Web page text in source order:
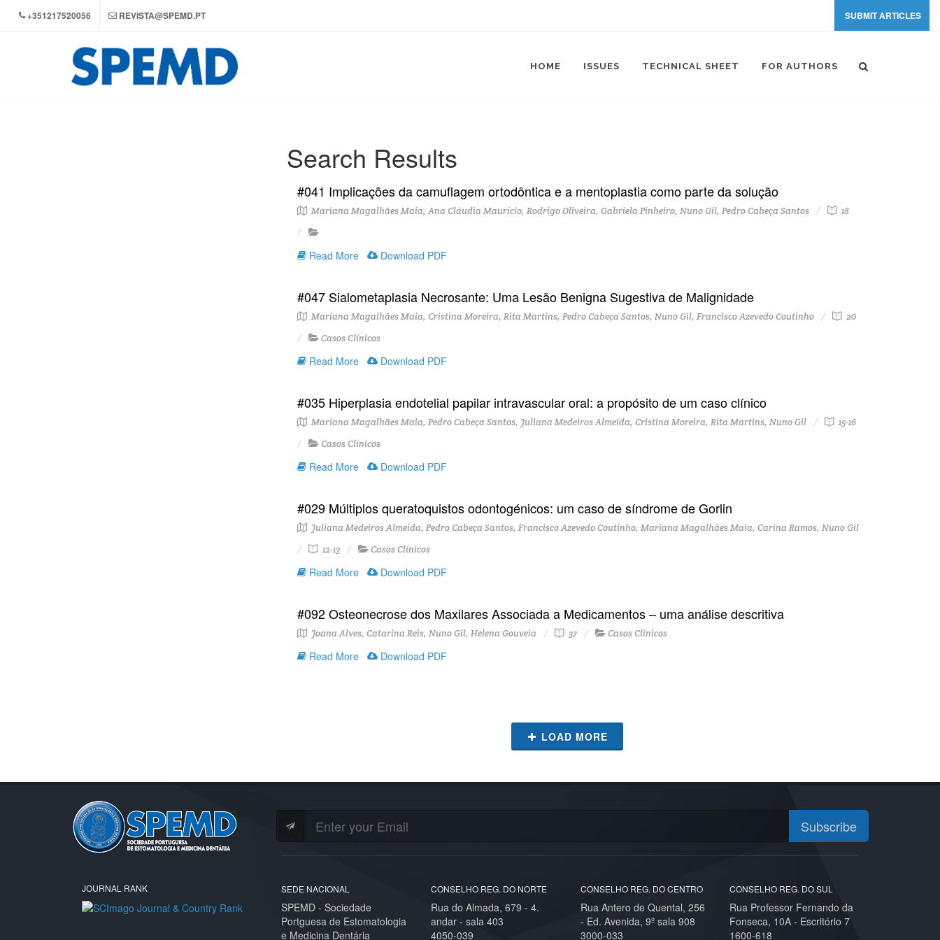
+351217520056 REVISTA@SPEMD.PT SUBMIT ARTICLES
HOME ISSUES TECHNICAL SHEET FOR AUTHORS
Search Results
#041 Implicações da camuflagem ortodôntica e a mentoplastia como parte da solução
Mariana Magalhães Maia, Ana Cláudia Maurício, Rodrigo Oliveira, Gabriela Pinheiro, Nuno Gil, Pedro Cabeça Santos 18
Read More Download PDF
#047 Sialometaplasia Necrosante: Uma Lesão Benigna Sugestiva de Malignidade
Mariana Magalhães Maia, Cristina Moreira, Rita Martins, Pedro Cabeça Santos, Nuno Gil, Francisco Azevedo Coutinho
20
Casos Clínicos
Read More Download PDF
#035 Hiperplasia endotelial papilar intravascular oral: a propósito de um caso clínico
Mariana Magalhães Maia, Pedro Cabeça Santos, Juliana Medeiros Almeida, Cristina Moreira, Rita Martins, Nuno Gil
15-16
Casos Clínicos
Read More Download PDF
#029 Múltiplos queratoquistos odontogénicos: um caso de síndrome de Gorlin
Juliana Medeiros Almeida, Pedro Cabeça Santos, Francisco Azevedo Coutinho, Mariana Magalhães Maia, Carina Ramos, Nuno Gil
12-13
Casos Clínicos
Read More Download PDF
#092 Osteonecrose dos Maxilares Associada a Medicamentos – uma análise descritiva
Joana Alves, Catarina Reis, Nuno Gil, Helena Gouveia 37 Casos Clínicos
Read More Download PDF
LOAD MORE
Subscribe
JOURNAL RANK SEDE NACIONAL
SPEMD - Sociedade
Portguesa de Estomatologia
e Medicina Dentária
CONSELHO REG. DO NORTE
Rua do Almada, 679 - 4.
andar - sala 403
4050-039
CONSELHO REG. DO CENTRO
Rua Antero de Quental, 256
- Ed. Avenida, 9º sala 908
3000-033
CONSELHO REG. DO SUL
Rua Professor Fernando da
Fonseca, 10A - Escritório 7
1600-618